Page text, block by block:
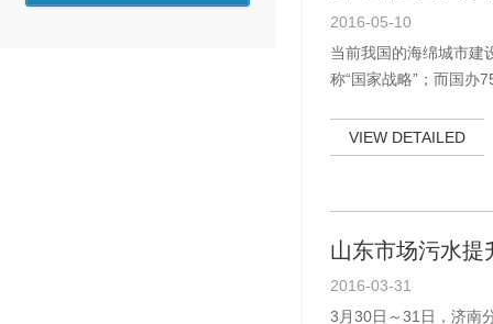
2016-05-10
当前我国的海绵城市建
称“国家战略”；而国办
公司积极参加海绵城
设高峰论坛在上海举行
售中心、水利市政行业
院、中国城镇供水排
VIEW DETAILED
山东市场污水提
2016-03-31
3月30日～31日，济南